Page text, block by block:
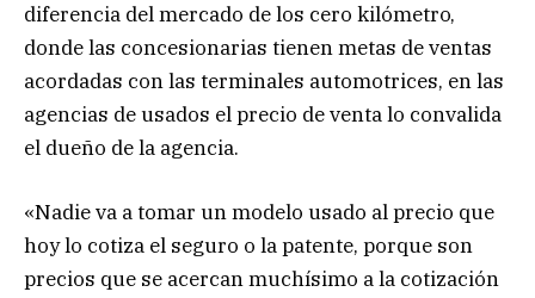
diferencia del mercado de los cero kilómetro,
donde las concesionarias tienen metas de ventas
acordadas con las terminales automotrices, en las
agencias de usados el precio de venta lo convalida
el dueño de la agencia.
«Nadie va a tomar un modelo usado al precio que
hoy lo cotiza el seguro o la patente, porque son
precios que se acercan muchísimo a la cotización